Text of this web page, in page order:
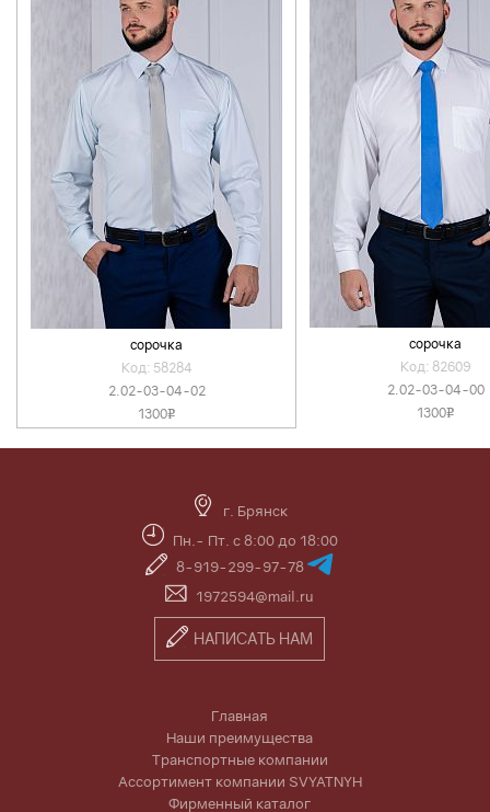
сорочка
Код: 58284
2.02-03-04-02
1300v
сорочка
Код: 82609
2.02-03-04-00
1300v
г. Брянск
Пн.- Пт. с 8:00 до 18:00
8-919-299-97-78
1972594@mail.ru
НАПИСАТЬ НАМ
Главная
Наши преимущества
Транспортные компании
Ассортимент компании SVYATNYH
Фирменный каталог